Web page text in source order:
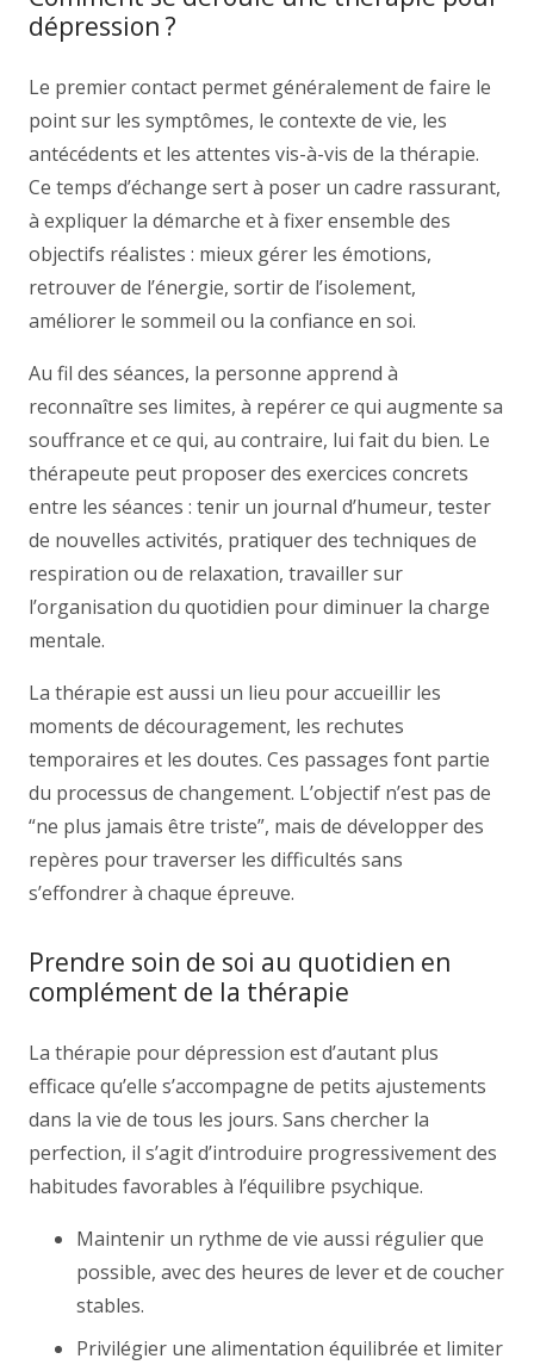
dépression ?
Le premier contact permet généralement de faire le
point sur les symptômes, le contexte de vie, les
antécédents et les attentes vis-à-vis de la thérapie.
Ce temps d’échange sert à poser un cadre rassurant,
à expliquer la démarche et à fixer ensemble des
objectifs réalistes : mieux gérer les émotions,
retrouver de l’énergie, sortir de l’isolement,
améliorer le sommeil ou la confiance en soi.
Au fil des séances, la personne apprend à
reconnaître ses limites, à repérer ce qui augmente sa
souffrance et ce qui, au contraire, lui fait du bien. Le
thérapeute peut proposer des exercices concrets
entre les séances : tenir un journal d’humeur, tester
de nouvelles activités, pratiquer des techniques de
respiration ou de relaxation, travailler sur
l’organisation du quotidien pour diminuer la charge
mentale.
La thérapie est aussi un lieu pour accueillir les
moments de découragement, les rechutes
temporaires et les doutes. Ces passages font partie
du processus de changement. L’objectif n’est pas de
“ne plus jamais être triste”, mais de développer des
repères pour traverser les difficultés sans
s’effondrer à chaque épreuve.
Prendre soin de soi au quotidien en
complément de la thérapie
La thérapie pour dépression est d’autant plus
efficace qu’elle s’accompagne de petits ajustements
dans la vie de tous les jours. Sans chercher la
perfection, il s’agit d’introduire progressivement des
habitudes favorables à l’équilibre psychique.
Maintenir un rythme de vie aussi régulier que
possible, avec des heures de lever et de coucher
stables.
Privilégier une alimentation équilibrée et limiter